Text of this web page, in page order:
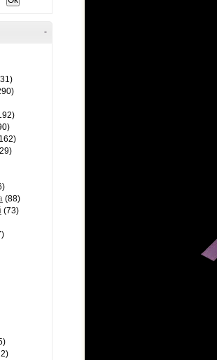
-
(88)
(73)